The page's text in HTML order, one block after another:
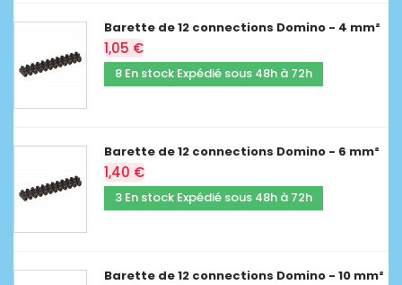
Barette de 12 connections Domino - 4 mm²
1,05 €
8 En stock Expédié sous 48h à 72h
Barette de 12 connections Domino - 6 mm²
1,40 €
3 En stock Expédié sous 48h à 72h
Barette de 12 connections Domino - 10 mm²